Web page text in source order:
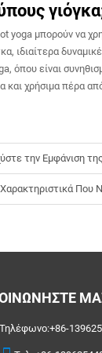
yoga μπορούν να
ιδιαίτερα
όπου είναι
και χρήσιμα πέρα
Εμφάνιση της Επιχείρησής σας με
Που Να Αναζητάτε Σε Ένα
Τηλέφωνο:+86-